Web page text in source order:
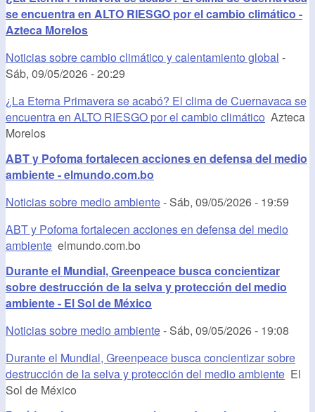
se encuentra en ALTO RIESGO por el cambio climático -
Azteca Morelos
Noticias sobre cambio climático y calentamiento global -
Sáb, 09/05/2026 - 20:29
¿La Eterna Primavera se acabó? El clima de Cuernavaca se
encuentra en ALTO RIESGO por el cambio climático Azteca
Morelos
ABT y Pofoma fortalecen acciones en defensa del medio
ambiente - elmundo.com.bo
Noticias sobre medio ambiente- Sáb, 09/05/2026 - 19:59
ABT y Pofoma fortalecen acciones en defensa del medio
ambiente elmundo.com.bo
Durante el Mundial, Greenpeace busca concientizar
sobre destrucción de la selva y protección del medio
ambiente - El Sol de México
Noticias sobre medio ambiente- Sáb, 09/05/2026 - 19:08
Durante el Mundial, Greenpeace busca concientizar sobre
destrucción de la selva y protección del medio ambiente El
Sol de México